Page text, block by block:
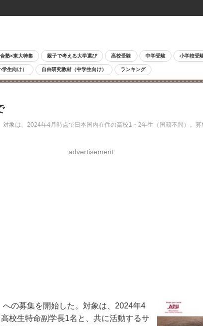
塾×東大特集 親子で考える大学選び 高校受験 中学受験 小学校受
生向け） 自由研究教材（中学生向け） ランキング
象は、2024年4月時点で日本国内在住の高校1・2年生（国籍不問）。
advertisement
の募集を開始した。対象は、2024年4
校生特命副学長1名と、共に活動するサ